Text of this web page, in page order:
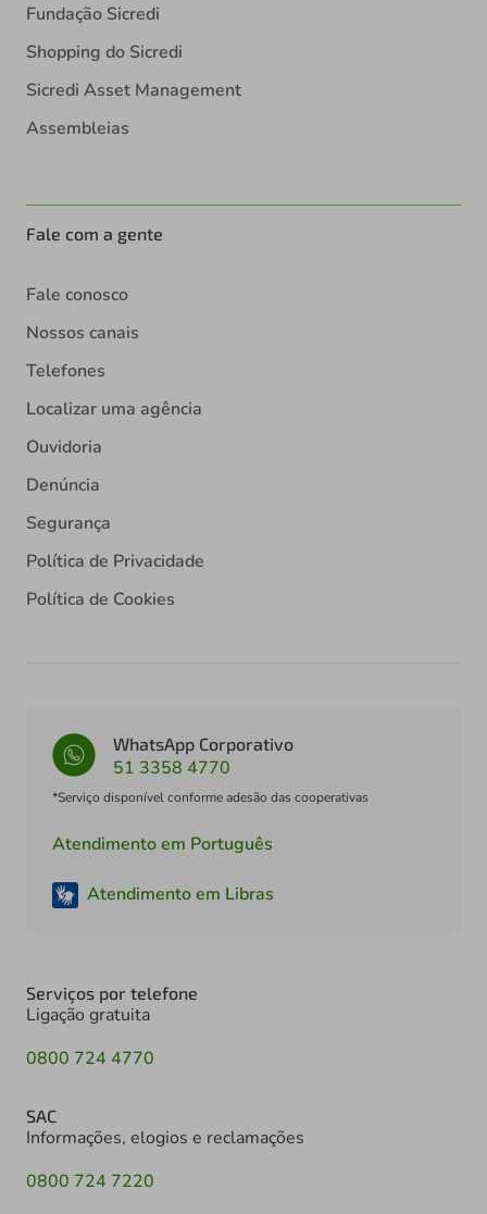
Fundação Sicredi
Shopping do Sicredi
Sicredi Asset Management
Assembleias
Fale com a gente
Fale conosco
Nossos canais
Telefones
Localizar uma agência
Ouvidoria
Denúncia
Segurança
Política de Privacidade
Política de Cookies
WhatsApp Corporativo
51 3358 4770
*Serviço disponível conforme adesão das cooperativas
Atendimento em Português
Atendimento em Libras
Serviços por telefone
Ligação gratuita
0800 724 4770
SAC
Informações, elogios e reclamações
0800 724 7220